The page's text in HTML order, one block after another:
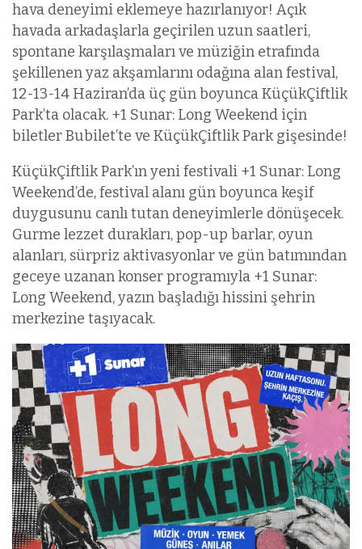
hava deneyimi eklemeye hazırlanıyor! Açık
havada arkadaşlarla geçirilen uzun saatleri,
spontane karşılaşmaları ve müziğin etrafında
şekillenen yaz akşamlarını odağına alan festival,
12-13-14 Haziran’da üç gün boyunca KüçükÇiftlik
Park’ta olacak. +1 Sunar: Long Weekend için
biletler Bubilet’te ve KüçükÇiftlik Park gişesinde!
KüçükÇiftlik Park’ın yeni festivali +1 Sunar: Long
Weekend’de, festival alanı gün boyunca keşif
duygusunu canlı tutan deneyimlerle dönüşecek.
Gurme lezzet durakları, pop-up barlar, oyun
alanları, sürpriz aktivasyonlar ve gün batımından
geceye uzanan konser programıyla +1 Sunar:
Long Weekend, yazın başladığı hissini şehrin
merkezine taşıyacak.